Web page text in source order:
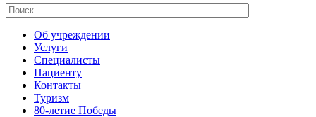
Об учреждении
Услуги
Специалисты
Пациенту
Контакты
Туризм
80-летие Победы